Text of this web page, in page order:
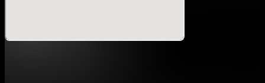
に注目されるアーティスト・Tohji & gummyboy率いる